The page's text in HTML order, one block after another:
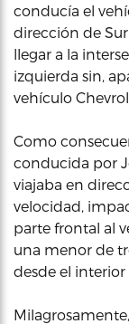
conducía el
dirección de
llegar a la
izquierda sin,
vehículo
Como
conducida por
viajaba en
velocidad,
parte frontal al
una menor de
desde el interior